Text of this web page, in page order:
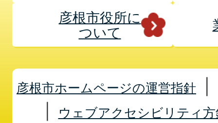
彦根市役所に
ついて
彦根市ホームページの運営指針
ウェブアクセシビリティ方